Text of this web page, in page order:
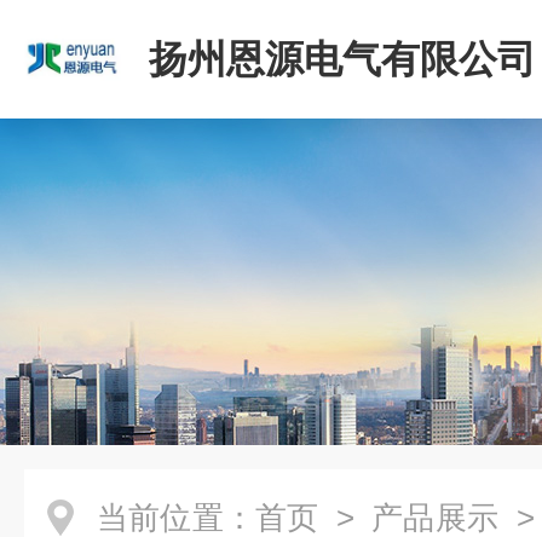
扬州恩源电气有限公司
当前位置： 首页 > 产品展示